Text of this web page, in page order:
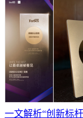
一文解析“创新标